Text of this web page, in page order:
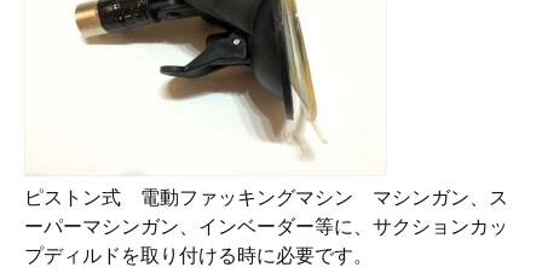
ピストン式 電動ファッキングマシン マシンガン、ス
ーパーマシンガン、インベーダー等に、サクションカッ
プディルドを取り付ける時に必要です。